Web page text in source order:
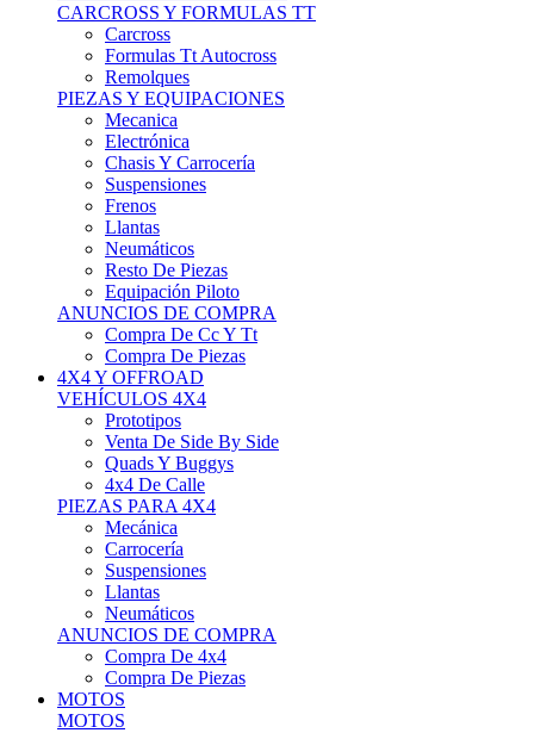
Carcross
Formulas Tt Autocross
Remolques
PIEZAS Y EQUIPACIONES
Mecanica
Electrónica
Chasis Y Carrocería
Suspensiones
Frenos
Llantas
Neumáticos
Resto De Piezas
Equipación Piloto
ANUNCIOS DE COMPRA
Compra De Cc Y Tt
Compra De Piezas
4X4 Y OFFROAD
VEHÍCULOS 4X4
Prototipos
Venta De Side By Side
Quads Y Buggys
4x4 De Calle
PIEZAS PARA 4X4
Mecánica
Carrocería
Suspensiones
Llantas
Neumáticos
ANUNCIOS DE COMPRA
Compra De 4x4
Compra De Piezas
MOTOS
MOTOS
Motos De Circuito